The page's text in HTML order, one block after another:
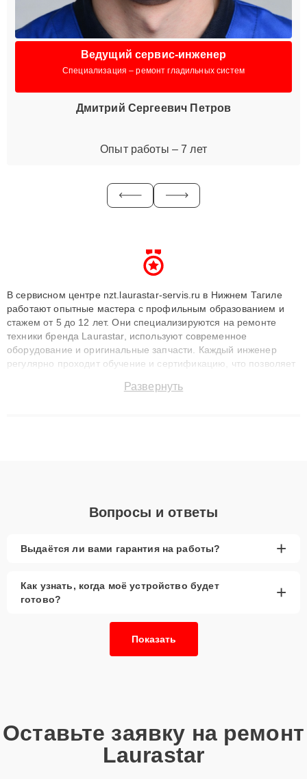
Ведущий сервис-инженер
Специализация – ремонт гладильных систем
Дмитрий Сергеевич Петров
Опыт работы – 7 лет
В сервисном центре nzt.laurastar-servis.ru в Нижнем Тагиле
работают опытные мастера с профильным образованием и
стажем от 5 до 12 лет. Они специализируются на ремонте
техники бренда Laurastar, используют современное
оборудование и оригинальные запчасти. Каждый инженер
регулярно проходит обучение и сертификацию, что позволяет
технику с сохранением гарантии до 3 лет. Наши мастера
Развернуть
Вопросы и ответы
Выдаётся ли вами гарантия на работы? +
Как узнать, когда моё устройство будет
готово?
+
Показать
Оставьте заявку на ремонт
Laurastar